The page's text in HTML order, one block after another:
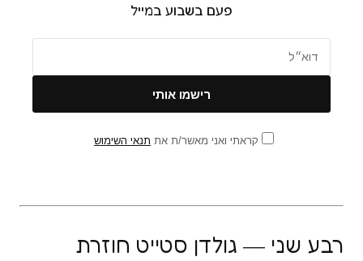
פעם בשבוע במייל
קראתי ואני מאשר/ת את תנאי השימוש
רבע שני — גולדן סטייט חוזרת